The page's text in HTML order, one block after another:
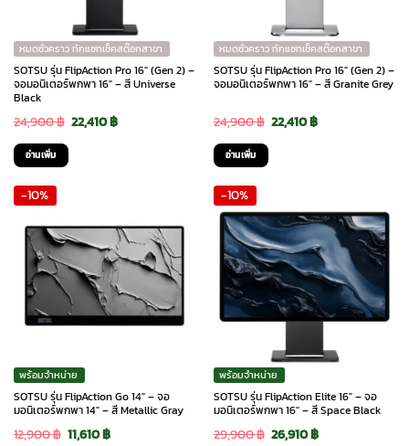
หมดชั่วคราว ทักแชทเช็คสต๊อกสาขา
SOTSU รุ่น FlipAction Pro 16″ (Gen 2) –
จอมอนิเตอร์พกพา 16″ – สี Universe
Black
24,900฿ Original
22,410฿Current
อ่านเพิ่ม
หมดชั่วคราว ทักแชทเช็คสต๊อกสาขา
SOTSU รุ่น FlipAction Pro 16″ (Gen 2) –
จอมอนิเตอร์พกพา 16″ – สี Granite Grey
24,900฿ Original
22,410฿Current
อ่านเพิ่ม
-10%
พร้อมจำหน่าย
SOTSU รุ่น FlipAction Go 14″ – จอ
มอนิเตอร์พกพา 14″ – สี Metallic Gray
12,900฿ Original
11,610฿Current
-10%
พร้อมจำหน่าย
SOTSU รุ่น FlipAction Elite 16″ – จอ
มอนิเตอร์พกพา 16″ – สี Space Black
29,900฿ Original
26,910฿Current